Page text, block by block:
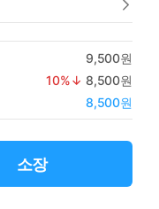
9,500원
10%↓ 8,500원
8,500원
소장